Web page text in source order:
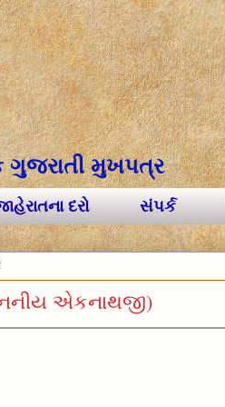
ગુજરાતી મુખપત્ર
દરો સંપર્ક
એકનાથજી)